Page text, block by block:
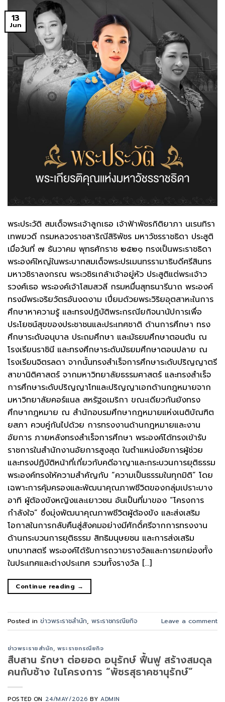
13
Jun
พระประวัติ สมเด็จพระเจ้าลูกเธอ เจ้าฟ้าพัชรกิติยาภา นเรนทิรา
เทพยวดี กรมหลวงราชสาริณีสิริพัชร มหาวัชรราชธิดา ประสูติ
เมื่อวันที่ ๗ ธันวาคม พุทธศักราช ๒๕๒๑ ทรงเป็นพระราชธิดา
พระองค์ใหญ่ในพระบาทสมเด็จพระปรเมนทรรามาธิบดีศรีสินทร
มหาวชิราลงกรณ พระวชิรเกล้าเจ้าอยู่หัว ประสูติแต่พระเจ้าว
รวงศ์เธอ พระองค์เจ้าโสมสวลี กรมหมื่นสุทธนารีนาถ พระองค์
ทรงมีพระจริยวัตรอันงดงาม เปี่ยมด้วยพระวิริยอุตสาหะในการ
ศึกษาหาความรู้ และทรงปฏิบัติพระกรณียกิจนานัปการเพื่อ
ประโยชน์สุขของประชาชนและประเทศชาติ ด้านการศึกษา ทรง
ศึกษาระดับอนุบาล ประถมศึกษา และมัธยมศึกษาตอนต้น ณ
โรงเรียนราชินี และทรงศึกษาระดับมัธยมศึกษาตอนปลาย ณ
โรงเรียนจิตรลดา จากนั้นทรงสำเร็จการศึกษาระดับปริญญาตรี
สาขานิติศาสตร์ จากมหาวิทยาลัยธรรมศาสตร์ และทรงสำเร็จ
การศึกษาระดับปริญญาโทและปริญญาเอกด้านกฎหมายจาก
มหาวิทยาลัยคอร์แนล สหรัฐอเมริกา ขณะเดียวกันยังทรง
ศึกษากฎหมาย ณ สำนักอบรมศึกษากฎหมายแห่งเนติบัณฑิต
ยสภา ควบคู่กันไปด้วย การทรงงานด้านกฎหมายและงาน
อัยการ ภายหลังทรงสำเร็จการศึกษา พระองค์ได้ทรงเข้ารับ
ราชการในสำนักงานอัยการสูงสุด ในตำแหน่งอัยการผู้ช่วย
และทรงปฏิบัติหน้าที่เกี่ยวกับคดีอาญาและกระบวนการยุติธรรม
พระองค์ทรงให้ความสำคัญกับ “ความเป็นธรรมในทุกมิติ” โดย
เฉพาะการคุ้มครองและพัฒนาคุณภาพชีวิตของกลุ่มเปราะบาง
อาทิ ผู้ต้องขังหญิงและเยาวชน อันเป็นที่มาของ “โครงการ
กำลังใจ” ซึ่งมุ่งพัฒนาคุณภาพชีวิตผู้ต้องขัง และส่งเสริม
โอกาสในการกลับคืนสู่สังคมอย่างมีศักดิ์ศรีจากการทรงงาน
ด้านกระบวนการยุติธรรม สิทธิมนุษยชน และการส่งเสริม
บทบาทสตรี พระองค์ได้รับการถวายรางวัลและการยกย่องทั้ง
ในประเทศและต่างประเทศ รวมทั้งรางวัล […]
Continue reading →
Posted in ข่าวพระราชสำนัก, พระราชกรณียกิจ Leave a comment
ข่าวพระราชสำนัก, พระราชกรณียกิจ
สืบสาน รักษา ต่อยอด อนุรักษ์ ฟื้นฟู สร้างสมดุล
คนกับช้าง ในโครงการ “พัชรสุธาคชานุรักษ์”
POSTED ON 24/MAY/2026 BYADMIN